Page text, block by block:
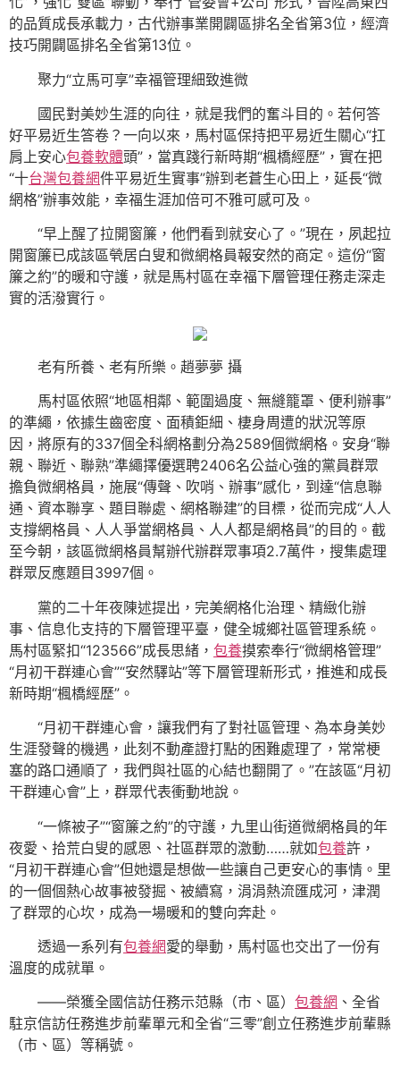
的品質成長承載力，古代辦事業開闢區排名全省第3位，經濟
技巧開闢區排名全省第13位。
聚力“立馬可享”幸福管理細致進微
國民對美妙生涯的向往，就是我們的奮斗目的。若何答
好平易近生答卷？一向以來，馬村區保持把平易近生關心“扛
肩上安心包養軟體頭”，當真踐行新時期“楓橋經歷”，實在把
“十台灣包養網件平易近生實事”辦到老蒼生心田上，延長“微
網格”辦事效能，幸福生涯加倍可不雅可感可及。
“早上醒了拉開窗簾，他們看到就安心了。”現在，夙起拉
開窗簾已成該區煢居白叟和微網格員報安然的商定。這份“窗
簾之約”的暖和守護，就是馬村區在幸福下層管理任務走深走
實的活潑實行。
老有所養、老有所樂。趙夢夢 攝
馬村區依照“地區相鄰、範圍過度、無縫籠罩、便利辦事”
的準繩，依據生齒密度、面積鉅細、棲身周遭的狀況等原
因，將原有的337個全科網格劃分為2589個微網格。安身“聯
親、聯近、聯熟”準繩擇優選聘2406名公益心強的黨員群眾
擔負微網格員，施展“傳聲、吹哨、辦事”感化，到達“信息聯
通、資本聯享、題目聯處、網格聯建”的目標，從而完成“人人
支撐網格員、人人爭當網格員、人人都是網格員”的目的。截
至今朝，該區微網格員幫辦代辦群眾事項2.7萬件，搜集處理
群眾反應題目3997個。
黨的二十年夜陳述提出，完美網格化治理、精緻化辦
事、信息化支持的下層管理平臺，健全城鄉社區管理系統。
馬村區緊扣“123566”成長思緒， 包養摸索奉行“微網格管理”
“月初干群連心會”“安然驛站”等下層管理新形式，推進和成長
新時期“楓橋經歷”。
“月初干群連心會，讓我們有了對社區管理、為本身美妙
生涯發聲的機遇，此刻不動產證打點的困難處理了，常常梗
塞的路口通順了，我們與社區的心結也翻開了。”在該區“月初
干群連心會”上，群眾代表衝動地說。
“一條被子”“窗簾之約”的守護，九里山街道微網格員的年
夜愛、拾荒白叟的感恩、社區群眾的激動……就如包養許，
“月初干群連心會”但她還是想做一些讓自己更安心的事情。里
的一個個熱心故事被發掘、被續寫，涓涓熱流匯成河，津潤
了群眾的心坎，成為一場暖和的雙向奔赴。
透過一系列有包養網愛的舉動，馬村區也交出了一份有
溫度的成就單。
——榮獲全國信訪任務示范縣（市、區） 包養網 、全省
駐京信訪任務進步前輩單元和全省“三零”創立任務進步前輩縣
（市、區）等稱號。